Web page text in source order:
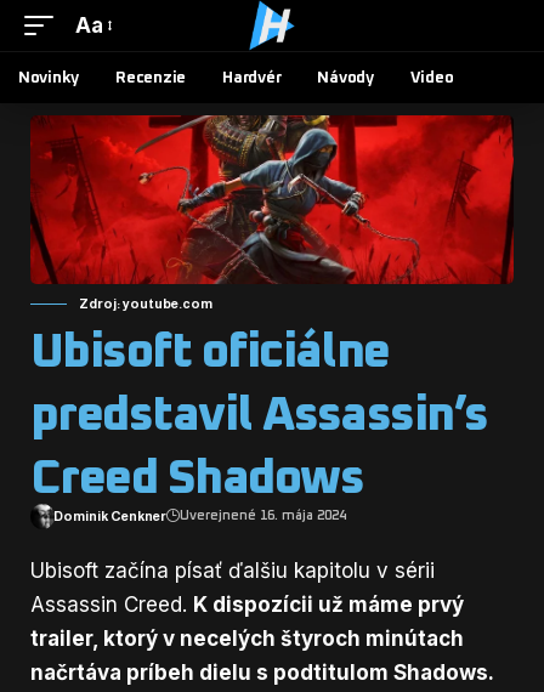
Aa
Novinky Recenzie Hardvér Návody Video
Zdroj: youtube.com
Ubisoft oficiálne
predstavil Assassin’s
Creed Shadows
Dominik Cenkner Uverejnené 16. mája 2024
Ubisoft začína písať ďalšiu kapitolu v sérii
Assassin Creed. K dispozícii už máme prvý
trailer, ktorý v necelých štyroch minútach
načrtáva príbeh dielu s podtitulom Shadows.